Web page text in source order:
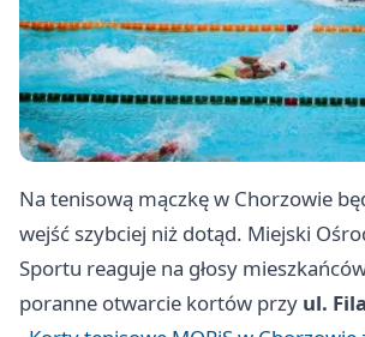
Na tenisową mączkę w Chorzowie
wejść szybciej niż dotąd. Miejski
Sportu reaguje na głosy
poranne otwarcie kortów przy ul.